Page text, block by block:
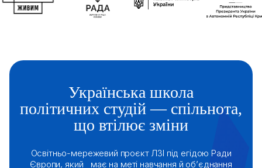
Українська школа
політичних студій — спільнота,
що втілює зміни
Освітньо-мережевий проєкт ЛЗІ під егідою Ради
Європи, який має на меті навчання й об’єднання